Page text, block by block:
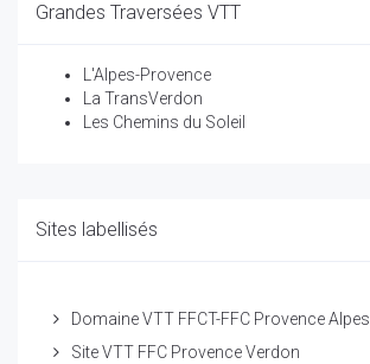
Grandes Traversées VTT
L'Alpes-Provence
La TransVerdon
Les Chemins du Soleil
Sites labellisés
Domaine VTT FFCT-FFC Provence Alpes
Site VTT FFC Provence Verdon